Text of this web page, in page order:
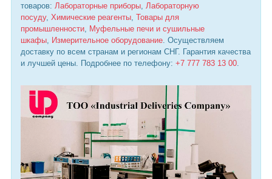
товаров: Лабораторные приборы, Лабораторную
посуду, Химические реагенты, Товары для
промышленности, Муфельные печи и сушильные
шкафы, Измерительное оборудование. Осуществляем
доставку по всем странам и регионам СНГ. Гарантия качества
и лучшей цены. Подробнее по телефону: +7 777 783 13 00.